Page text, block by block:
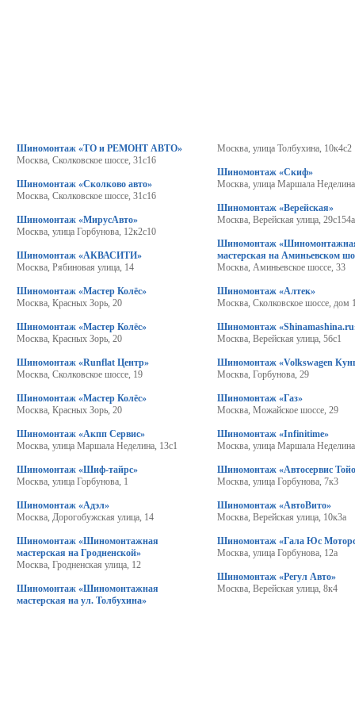
Шиномонтаж «ТО и РЕМОНТ АВТО»
Москва, Сколковское шоссе, 31с16
Шиномонтаж «Сколково авто»
Москва, Сколковское шоссе, 31с16
Шиномонтаж «МирусАвто»
Москва, улица Горбунова, 12к2с10
Шиномонтаж «АКВАСИТИ»
Москва, Рябиновая улица, 14
Шиномонтаж «Мастер Колёс»
Москва, Красных Зорь, 20
Шиномонтаж «Мастер Колёс»
Москва, Красных Зорь, 20
Шиномонтаж «Runflat Центр»
Москва, Сколковское шоссе, 19
Шиномонтаж «Мастер Колёс»
Москва, Красных Зорь, 20
Шиномонтаж «Акпп Сервис»
Москва, улица Маршала Неделина, 13с1
Шиномонтаж «Шиф-тайрс»
Москва, улица Горбунова, 1
Шиномонтаж «Адэл»
Москва, Дорогобужская улица, 14
Шиномонтаж «Шиномонтажная
мастерская на Гродненской»
Москва, Гродненская улица, 12
Шиномонтаж «Шиномонтажная
мастерская на ул. Толбухина»
Москва, улица Толбухина, 10к4с2
Шиномонтаж «Скиф»
Москва, улица Маршала
Шиномонтаж «Верейская»
Москва, Верейская улица, 29с154а
Шиномонтаж
мастерская на Аминьевском
Москва, Аминьевское шоссе, 33
Шиномонтаж «Алтек»
Москва, Сколковское шоссе, дом
Шиномонтаж
Москва, Верейская улица, 5бс1
Шиномонтаж «Volkswagen
Москва, Горбунова, 29
Шиномонтаж «Газ»
Москва, Можайское шоссе, 29
Шиномонтаж «Infinitime»
Москва, улица Маршала
Шиномонтаж «Автосервис
Москва, улица Горбунова, 7к3
Шиномонтаж «АвтоВито»
Москва, Верейская улица, 10к3а
Шиномонтаж «Гала Юс
Москва, улица Горбунова, 12а
Шиномонтаж «Регул Авто»
Москва, Верейская улица, 8к4